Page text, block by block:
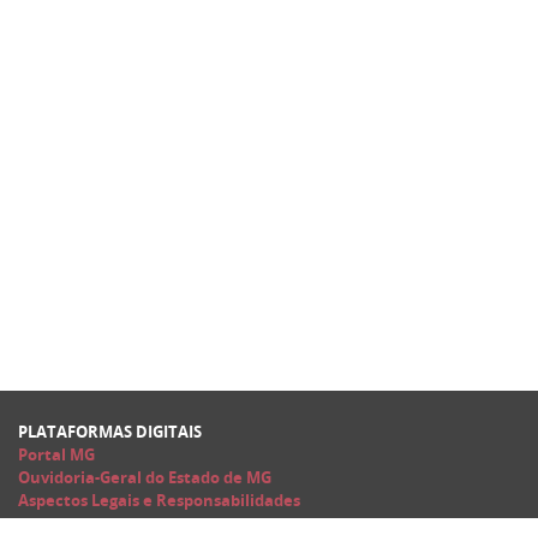
PLATAFORMAS DIGITAIS
Portal MG
Ouvidoria-Geral do Estado de MG
Aspectos Legais e Responsabilidades